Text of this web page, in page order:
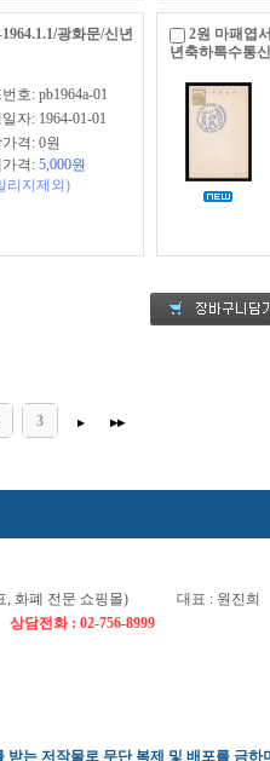
광화문/신년
호: pb1964a-01
자: 1964-01-01
격: 0원
격: 5,000원
리지제외)
2원 마패엽
년축하특수통
3 ▶ ▶▶
, 화폐 전문 쇼핑몰)
대표 : 원진희
상담전화 : 02-756-8999
는 저작물로 무단 복제 및 배포를 금하